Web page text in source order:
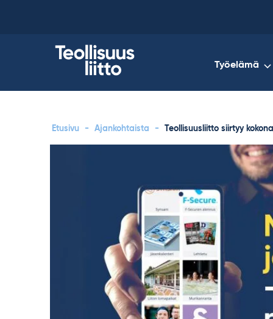
Työelämä
Etusivu - Ajankohtaista - Teollisuusliitto siirtyy